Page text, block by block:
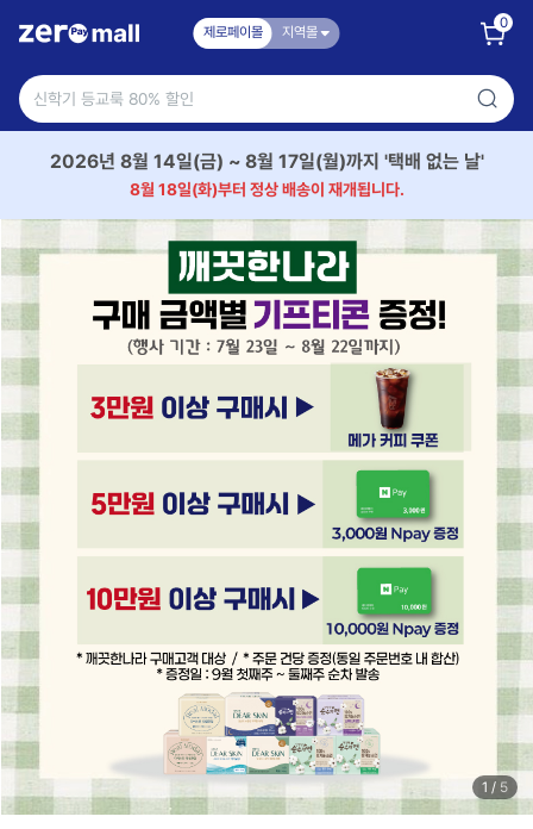
제로페이몰 지역몰
0
2026년 8월 14일(금) ~ 8월 17일(월)까지 '택배 없는 날'
8월 18일(화)부터 정상 배송이 재개됩니다.
1 / 5